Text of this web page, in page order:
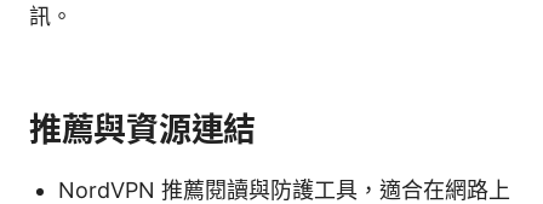
訊。
推薦與資源連結
NordVPN 推薦閱讀與防護工具，適合在網路上